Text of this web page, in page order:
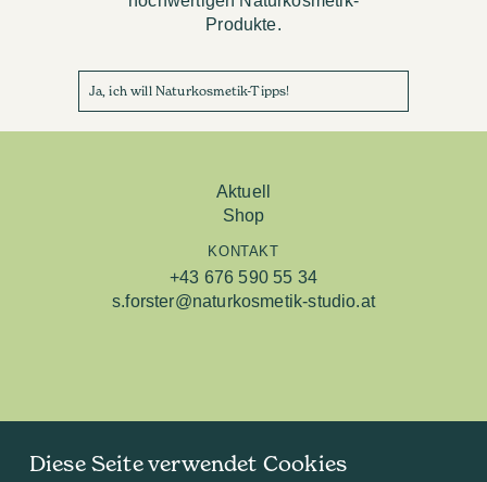
Produkte.
Ja, ich will Naturkosmetik-Tipps!
Aktuell
Shop
KONTAKT
+43 676 590 55 34
s.forster@naturkosmetik-studio.at
Studio Linz
Diese Seite verwendet Cookies